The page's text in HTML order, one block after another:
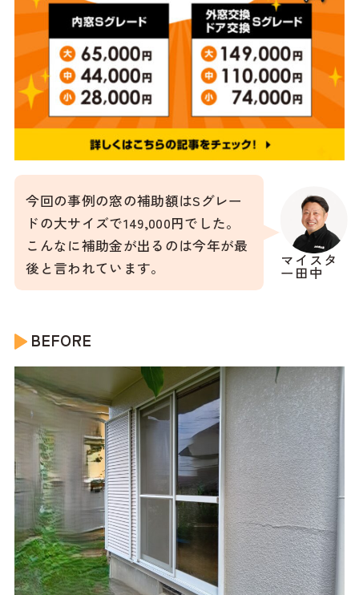
マイスタ
ー田中
今回の事例の窓の補助額はSグレー
ドの大サイズで149,000円でした。
こんなに補助金が出るのは今年が最
後と言われています。
BEFORE